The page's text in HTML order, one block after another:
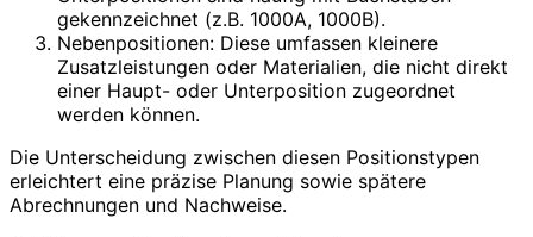
gekennzeichnet (z.B. 1000A, 1000B).
Nebenpositionen: Diese umfassen kleinere
Zusatzleistungen oder Materialien, die nicht direkt
einer Haupt- oder Unterposition zugeordnet
werden können.
Die Unterscheidung zwischen diesen Positionstypen
erleichtert eine präzise Planung sowie spätere
Abrechnungen und Nachweise.